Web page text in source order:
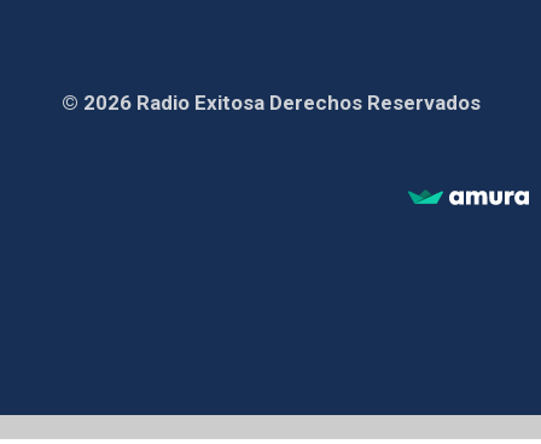
© 2026 Radio Exitosa Derechos Reservados